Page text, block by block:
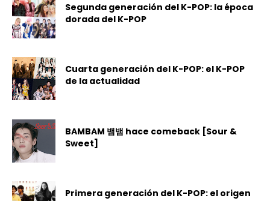
Segunda generación del K-POP: la época
dorada del K-POP
Cuarta generación del K-POP: el K-POP
de la actualidad
BAMBAM 뱀뱀 hace comeback [Sour &
Sweet]
Primera generación del K-POP: el origen